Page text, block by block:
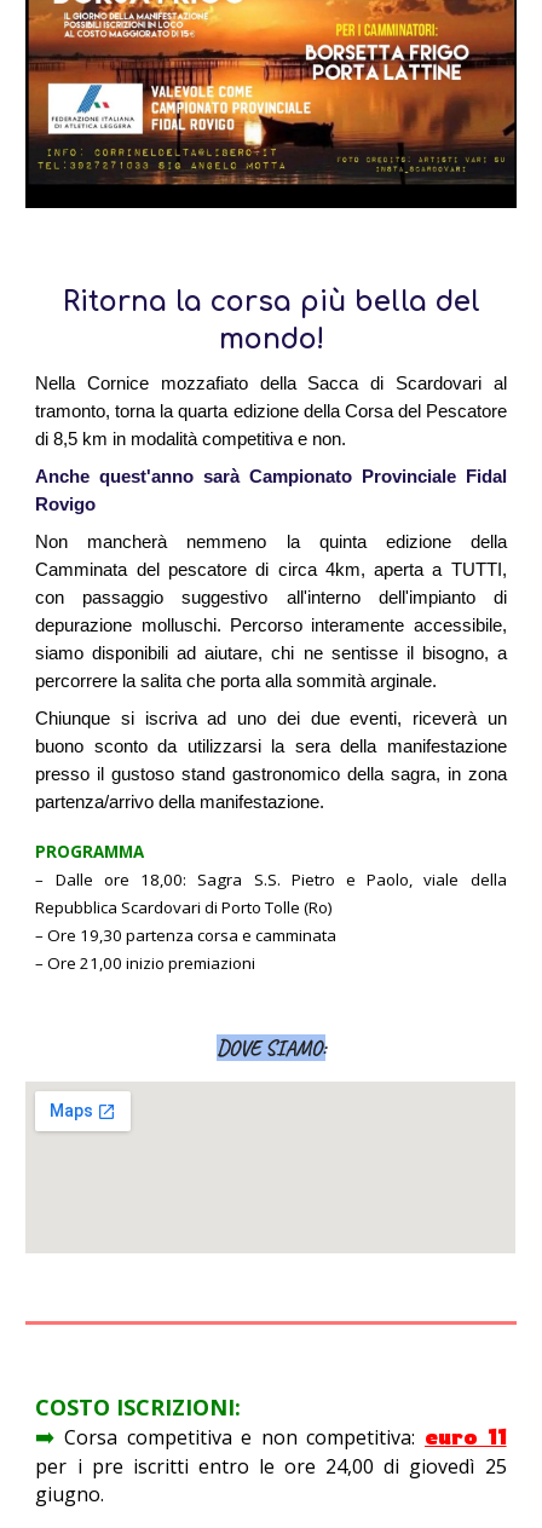
Ritorna la corsa più bella del
mondo!
Nella Cornice mozzafiato della Sacca di Scardovari al
tramonto, torna la quarta edizione della Corsa del Pescatore
di 8,5 km in modalità competitiva e non.
Anche quest'anno sarà Campionato Provinciale Fidal
Rovigo
Non mancherà nemmeno la quinta edizione della
Camminata del pescatore di circa 4km, aperta a TUTTI,
con passaggio suggestivo all'interno dell'impianto di
depurazione molluschi. Percorso interamente accessibile,
siamo disponibili ad aiutare, chi ne sentisse il bisogno, a
percorrere la salita che porta alla sommità arginale.
Chiunque si iscriva ad uno dei due eventi, riceverà un
buono sconto da utilizzarsi la sera della manifestazione
presso il gustoso stand gastronomico della sagra, in zona
partenza/arrivo della manifestazione.
PROGRAMMA
– Dalle ore 18,00: Sagra S.S. Pietro e Paolo, viale della
Repubblica Scardovari di Porto Tolle (Ro)
– Ore 19,30 partenza corsa e camminata
– Ore 21 ,00 inizio premiazioni
DOVE SIAMO:
COSTO ISCRIZIONI:
➡️ Corsa competitiva e non competitiva: euro 11
per i pre iscritti entro le ore 24,00 di giovedì 25
giugno.